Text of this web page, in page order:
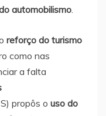
automobilismo
reforço do turismo
como nas
a falta
propôs o uso do